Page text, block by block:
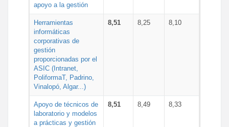
apoyo a la gestión
Herramientas
informáticas
corporativas de
gestión
proporcionadas por el
ASIC (Intranet,
PoliformaT, Padrino,
Vinalopó, Algar...)
8,51 8,25 8,10
Apoyo de técnicos de
laboratorio y modelos
a prácticas y gestión
8,51 8,49 8,33